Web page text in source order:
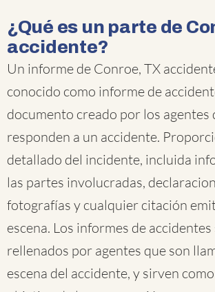
¿Qué es un parte de
accidente?
Un informe de Conroe, TX
conocido como informe de
documento creado por los agentes
responden a un accidente.
detallado del incidente, incluida
las partes involucradas,
fotografías y cualquier citación
escena. Los informes de
rellenados por agentes que son
escena del accidente, y sirven